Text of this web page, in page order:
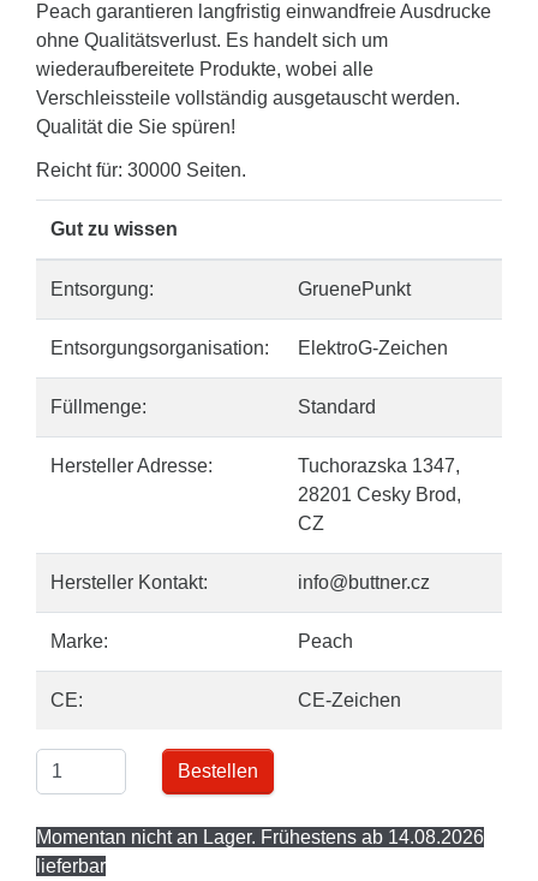
Peach garantieren langfristig einwandfreie Ausdrucke
ohne Qualitätsverlust. Es handelt sich um
wiederaufbereitete Produkte, wobei alle
Verschleissteile vollständig ausgetauscht werden.
Qualität die Sie spüren!
Reicht für: 30000 Seiten.
Gut zu wissen
Entsorgung: GruenePunkt
Entsorgungsorganisation: ElektroG-Zeichen
Füllmenge: Standard
Hersteller Adresse:
Tuchorazska 1347,
28201 Cesky Brod,
CZ
Hersteller Kontakt: info@buttner.cz
Marke: Peach
CE: CE-Zeichen
Bestellen
Momentan nicht an Lager. Frühestens ab 14.08.2026
lieferbar